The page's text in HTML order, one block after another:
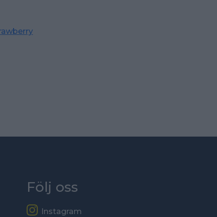
Följ oss
Instagram